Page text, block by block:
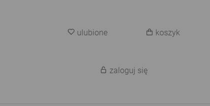
ulubione koszyk
zaloguj się